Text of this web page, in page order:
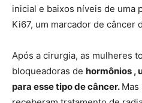
inicial e baixos níveis de uma
Ki67, um marcador de câncer
Após a cirurgia, as mulheres
bloqueadoras de hormônios ,
para esse tipo de câncer. Mas